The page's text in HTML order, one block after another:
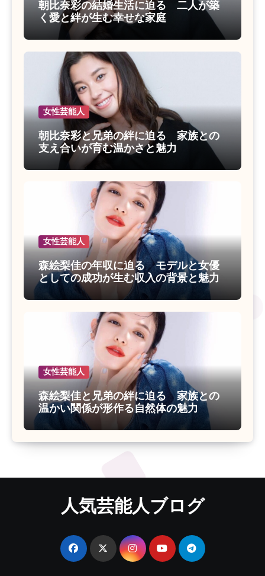
朝比奈彩の結婚生活に迫る 二人が築
く愛と絆が生む幸せな家庭
女性芸能人
朝比奈彩と兄弟の絆に迫る 家族との
支え合いが育む温かさと魅力
女性芸能人
森絵梨佳の年収に迫る モデルと女優
としての成功が生む収入の背景と魅力
女性芸能人
森絵梨佳と兄弟の絆に迫る 家族との
温かい関係が形作る自然体の魅力
人気芸能人ブログ